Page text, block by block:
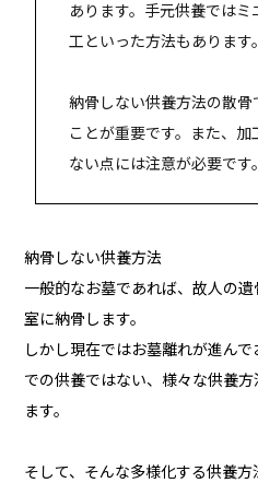
あります。手元供養では
工といった方法もあります。
納骨しない供養方法の散骨
ことが重要です。また、
ない点には注意が必要です。
納骨しない供養方法
一般的なお墓であれば、故人の
室に納骨します。
しかし現在ではお墓離れが進ん
での供養ではない、様々な供養
ます。
そして、そんな多様化する供養